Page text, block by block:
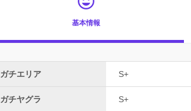
基本情報
ガチエリア S+
ガチヤグラ S+